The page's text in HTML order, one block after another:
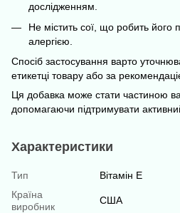
дослідженням.
Не містить сої, що робить
алергією.
Спосіб застосування варто
етикетці товару або за
Ця добавка може стати частиною
допомагаючи підтримувати
Характеристики
Тип
Вітамін E
Країна
виробник
США